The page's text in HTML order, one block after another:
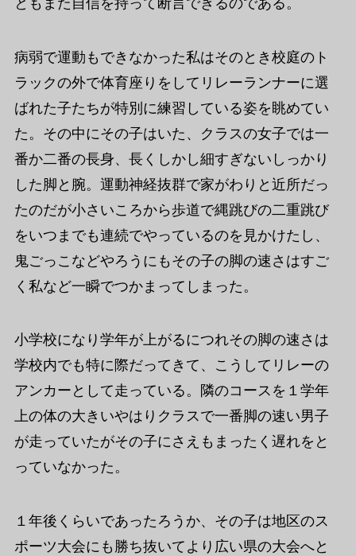
病弱で運動もできなかった私はそのとき校庭のト
ラックの外で体育座りをしてリレーランナーに選
ばれた子たちが特別に練習している姿を眺めてい
た。その中にその子はいた、クラスの女子では一
番か二番の長身、長くしかし細すぎないしっかり
した脚と腕。運動神経抜群で家がわりと近所だっ
たのだが小さいころから歩道で縄跳びの二重跳び
をいつまでも連続でやっているのを見かけたし、
鬼ごっこなどやろうにもその子の脚の速さはすご
く私など一瞬でつかまってしまった。
小学校になり学年が上がるにつれその脚の速さは
学校内でも特に際だってきて、こうしてリレーの
アンカーとして走っている。隣のコースを１学年
上の体の大きいやはりクラスで一番脚の速い男子
が走っていたがその子にさえもまったく遅れをと
っていなかった。
１年後くらいであったろうか、その子は地区のス
ポーツ大会にも勝ち抜いてより広い県の大会へと